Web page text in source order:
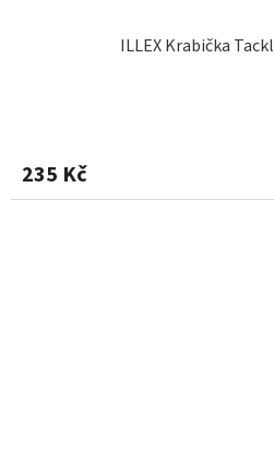
ILLEX Krabička
235 Kč